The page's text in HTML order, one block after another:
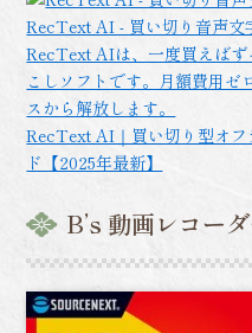
RecText AI - 買い切り音声文
RecText AIは、一度買えば
こしソフトです。月額費用ゼ
スから解放します。
RecText AI｜買い切り型オフ
ド【2025年最新】
B’s 動画レコー